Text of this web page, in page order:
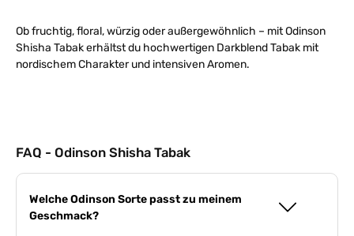
Ob fruchtig, floral, würzig oder außergewöhnlich – mit Odinson
Shisha Tabak erhältst du hochwertigen Darkblend Tabak mit
nordischem Charakter und intensiven Aromen.
FAQ - Odinson Shisha Tabak
Welche Odinson Sorte passt zu meinem
Geschmack?